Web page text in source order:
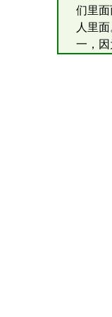
们里
人里
一，